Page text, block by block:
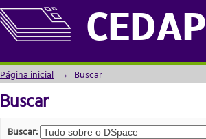
CEDAP
Buscar
Página inicial → Buscar
Buscar
Buscar: